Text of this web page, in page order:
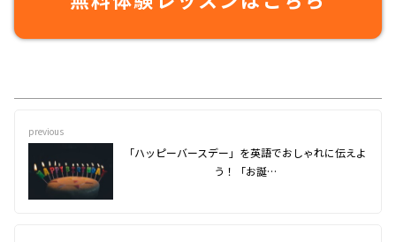
previous
「ハッピーバースデー」を英語でおしゃれに伝えよ
う！「お誕…